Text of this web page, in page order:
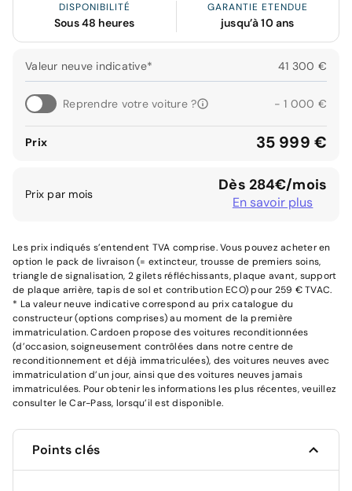
DISPONIBILITÉ
Sous 48 heures
GARANTIE ETENDUE
jusqu’à 10 ans
Valeur neuve indicative* 41 300 €
Reprendre votre voiture ? - 1 000 €
Prix 35 999 €
Prix par mois Dès 284€/mois
En savoir plus
Les prix indiqués s’entendent TVA comprise. Vous pouvez acheter en
option le pack de livraison (= extincteur, trousse de premiers soins,
triangle de signalisation, 2 gilets réfléchissants, plaque avant, support
de plaque arrière, tapis de sol et contribution ECO) pour 259 € TVAC.
* La valeur neuve indicative correspond au prix catalogue du
constructeur (options comprises) au moment de la première
immatriculation. Cardoen propose des voitures reconditionnées
(d’occasion, soigneusement contrôlées dans notre centre de
reconditionnement et déjà immatriculées), des voitures neuves avec
immatriculation d’un jour, ainsi que des voitures neuves jamais
immatriculées. Pour obtenir les informations les plus récentes, veuillez
consulter le Car-Pass, lorsqu’il est disponible.
Points clés